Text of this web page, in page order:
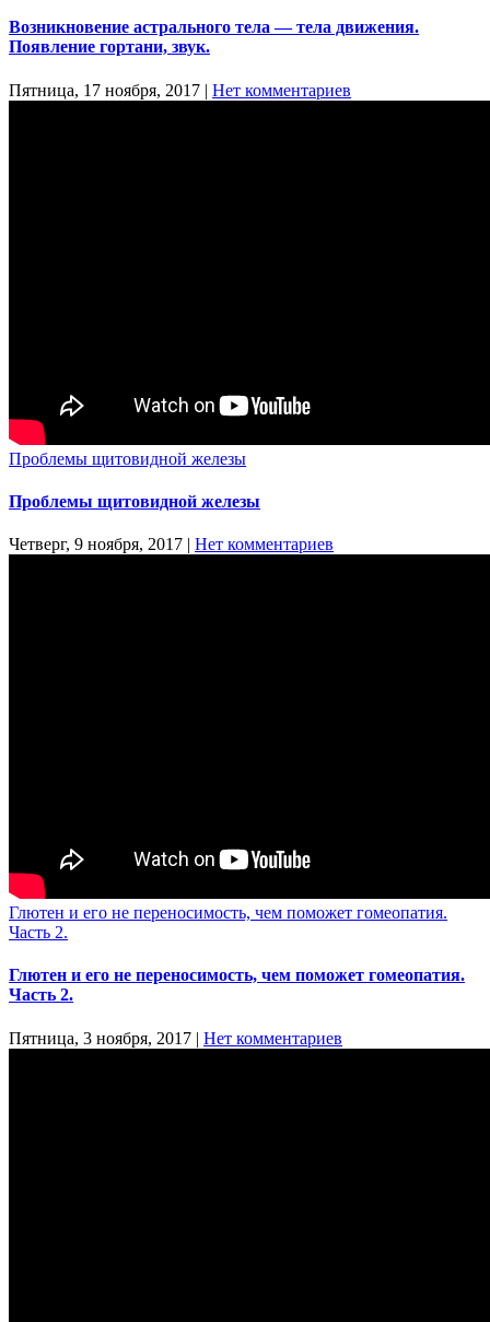
Возникновение астрального тела — тела движения.
Появление гортани, звук.
Пятница, 17 ноября, 2017 | Нет комментариев
Проблемы щитовидной железы
Проблемы щитовидной железы
Четверг, 9 ноября, 2017 | Нет комментариев
Глютен и его не переносимость, чем поможет гомеопатия.
Часть 2.
Глютен и его не переносимость, чем поможет гомеопатия.
Часть 2.
Пятница, 3 ноября, 2017 | Нет комментариев